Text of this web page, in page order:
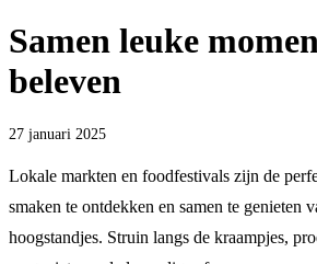
Samen leuke
beleven
27 januari 2025
Lokale markten en foodfestivals zijn de
smaken te ontdekken en samen te genieten
hoogstandjes. Struin langs de kraampjes,